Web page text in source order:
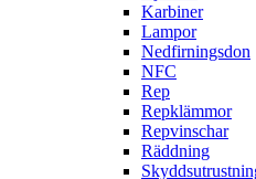
Karbiner
Lampor
Nedfirningsdon
NFC
Rep
Repklämmor
Repvinschar
Räddning